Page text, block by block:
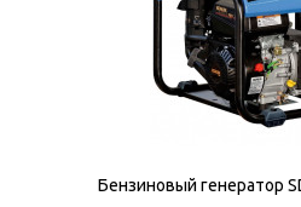
Бензиновый генератор